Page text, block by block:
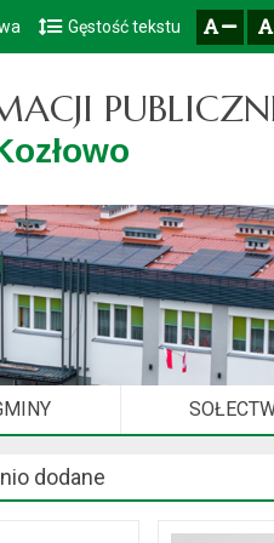
menu
treści
serwisu
Gęstość tekstu
dodane